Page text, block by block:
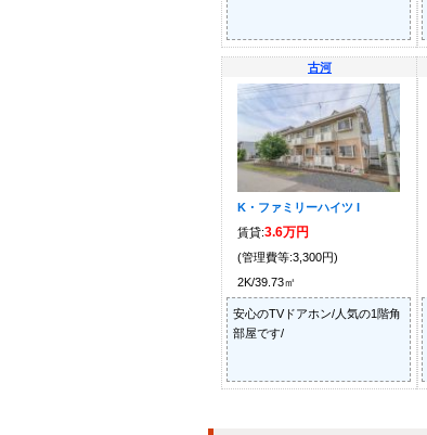
古河
K・ファミリーハイツ I
賃貸:3.6万円
(管理費等:3,300円)
2K/39.73㎡
安心のTVドアホン/人気の1階角
部屋です/